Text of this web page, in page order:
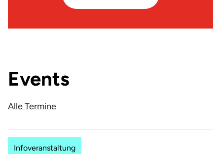
Events
Alle Termine
Infoveranstaltung